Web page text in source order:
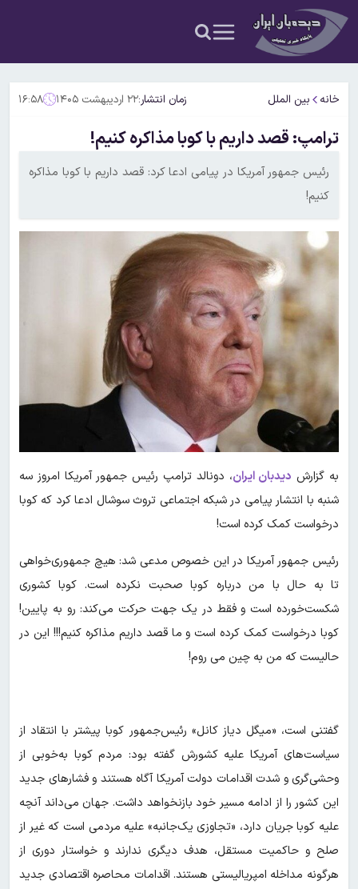
خانه بین الملل زمان انتشار:۲۲ اردیبهشت ۱۴۰۵ ۱۶:۵۸
ترامپ: قصد داریم با کوبا مذاکره کنیم!
رئیس جمهور آمریکا در پیامی ادعا کرد: قصد داریم با کوبا مذاکره
کنیم!
به گزارش دیدبان ایران، دونالد ترامپ رئیس جمهور آمریکا امروز سه
شنبه با انتشار پیامی در شبکه اجتماعی تروث سوشال ادعا کرد که کوبا
درخواست کمک کرده است!
رئیس جمهور آمریکا در این خصوص مدعی شد: هیچ جمهوری‌خواهی
تا به حال با من درباره کوبا صحبت نکرده است. کوبا کشوری
شکست‌خورده است و فقط در یک جهت حرکت می‌کند: رو به پایین!
کوبا درخواست کمک کرده است و ما قصد داریم مذاکره کنیم!!! این در
حالیست که من به چین می‌ روم!
گفتنی است، «میگل دیاز کانل» رئیس‌جمهور کوبا پیشتر با انتقاد از
سیاست‌های آمریکا علیه کشورش گفته بود: مردم کوبا به‌خوبی از
وحشی‌گری و شدت اقدامات دولت آمریکا آگاه هستند و فشارهای جدید
این کشور را از ادامه مسیر خود بازنخواهد داشت. جهان می‌داند آنچه
علیه کوبا جریان دارد، «تجاوزی یک‌جانبه» علیه مردمی است که غیر از
صلح و حاکمیت مستقل، هدف دیگری ندارند و خواستار دوری از
هرگونه مداخله امپریالیستی هستند. اقدامات محاصره اقتصادی جدید